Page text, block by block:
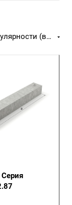
По популярности (возрастание)
Серия